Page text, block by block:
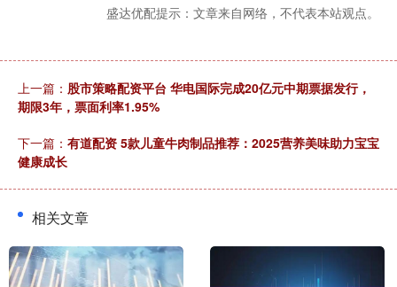
盛达优配提示：文章来自网络，不代表本站观点。
上一篇： 股市策略配资平台 华电国际完成20亿元中期票据发行，
期限3年，票面利率1.95%
下一篇： 有道配资 5款儿童牛肉制品推荐：2025营养美味助力宝宝
健康成长
相关文章